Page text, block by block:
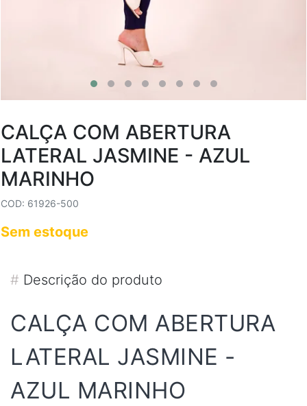
CALÇA COM ABERTURA
LATERAL JASMINE - AZUL
MARINHO
COD: 61926-500
Sem estoque
# Descrição do produto
CALÇA COM ABERTURA
LATERAL JASMINE -
AZUL MARINHO